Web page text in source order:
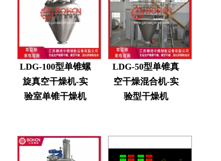
LDG-100型单锥螺
旋真空干燥机-实
验室单锥干燥机
LDG-50型单锥真
空干燥混合机-实
验型干燥机